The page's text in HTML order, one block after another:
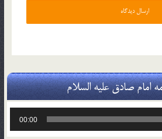
امام صادق علیه السلام
00:00